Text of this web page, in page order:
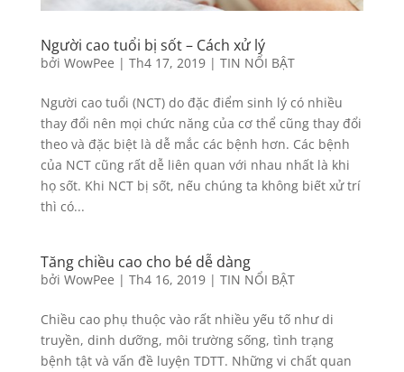
Người cao tuổi bị sốt – Cách xử lý
bởi WowPee | Th4 17, 2019| TIN NỔI BẬT
Người cao tuổi (NCT) do đặc điểm sinh lý có nhiều
thay đổi nên mọi chức năng của cơ thể cũng thay đổi
theo và đặc biệt là dễ mắc các bệnh hơn. Các bệnh
của NCT cũng rất dễ liên quan với nhau nhất là khi
họ sốt. Khi NCT bị sốt, nếu chúng ta không biết xử trí
thì có...
Tăng chiều cao cho bé dễ dàng
bởi WowPee | Th4 16, 2019| TIN NỔI BẬT
Chiều cao phụ thuộc vào rất nhiều yếu tố như di
truyền, dinh dưỡng, môi trường sống, tình trạng
bệnh tật và vấn đề luyện TDTT. Những vi chất quan